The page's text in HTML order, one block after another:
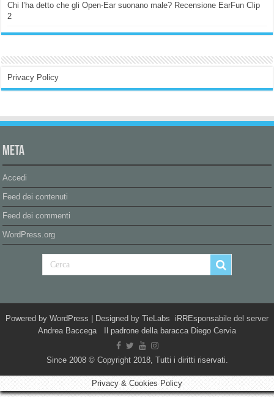
Chi l’ha detto che gli Open-Ear suonano male? Recensione EarFun Clip
2
Privacy Policy
Meta
Accedi
Feed dei contenuti
Feed dei commenti
WordPress.org
Powered by WordPress | Designed by TieLabs iRREsponsabile del server
Andrea Baccega Il padrone della baracca Diego Cervia
Since 2008 © Copyright 2018, Tutti i diritti riservati.
Privacy & Cookies Policy